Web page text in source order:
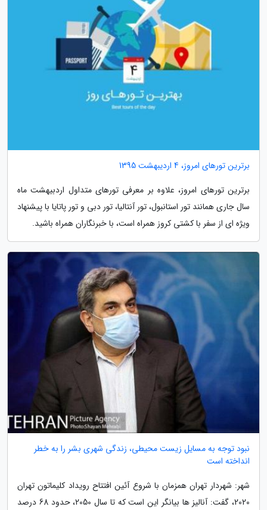
برترین تورهای امروز، 4 اردیبهشت 1395
برترین تورهای امروز، علاوه بر معرفی تورهای متداول اردبیهشت ماه
سال جاری همانند تور استانبول، تور آنتالیا، تور دبی و تور پاتایا با پیشنهاد
ویژه ای از سفر با کشتی کروز همراه است، با خبرنگاران همراه باشید.
نبود توجه به مسایل زیست محیطی، زندگی شهری بشر را به خطر
انداخته است
شهر: شهردار تهران همزمان با شروع آئین افتتاح رویداد کلیماتون تهران
2020، گفت: آنالیز ها بیانگر این است که تا سال 2050، حدود 68 درصد